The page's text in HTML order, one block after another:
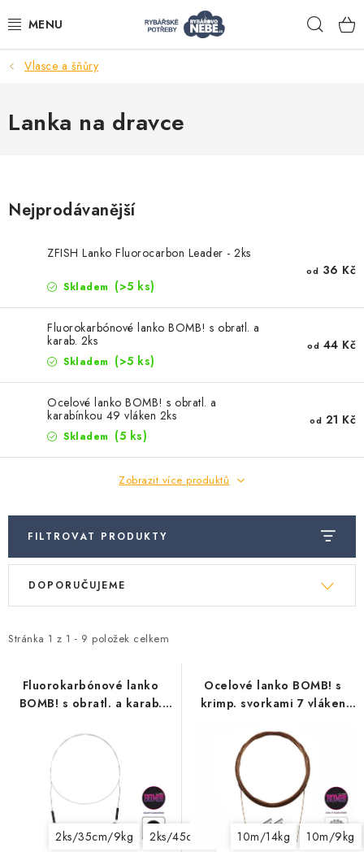
na
Akce
Navijáky
Bižuterie
Tašky a obaly
Camping
Oblečení
Péče o rybu
Lov s lodí
Vlasce a šňůry
Lanka na dravce
Nejprodávanější
ZFISH Lanko Fluorocarbon Leader - 2ks
Skladem (>5 ks)
od 36 Kč
Fluorokarbónové lanko BOMB! s obratl. a
karab. 2ks
Skladem (>5 ks)
od 44 Kč
Ocelové lanko BOMB! s obratl. a
karabínkou 49 vláken 2ks
Skladem (5 ks)
od 21 Kč
Zobrazit více produktů
FILTROVAT PRODUKTY
ý
i
Stránka 1 z 1 - 9 položek celkem
Ř
e
DOPORUČUJEME
Fluorokarbónové lanko
BOMB! s obratl. a karab.
2ks/35cm/9kg 2ks/45cm/18kg 2ks/15cm/5kg
Ocelové lanko BOMB! s
krimp. svorkami 7 vláken
10m/14kg 10m/9kg